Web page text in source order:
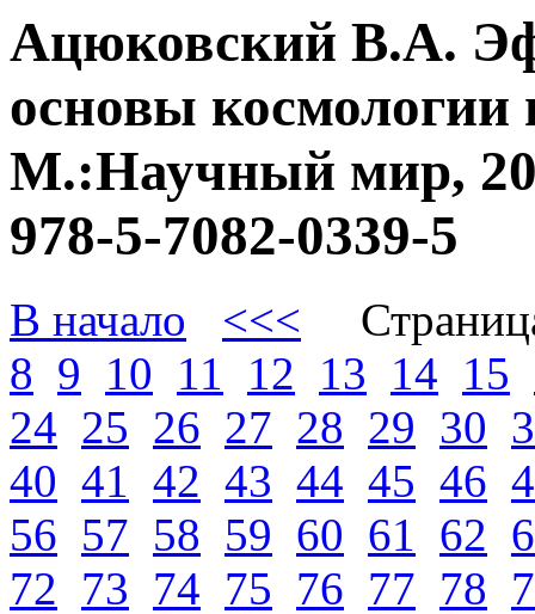
Ацюковский В.А.
основы космологии
М.:Научный мир,
978-5-7082-0339-5
В начало <<<
8 9 10 11 12 13 14 15
24 25 26 27 28 29 30
40 41 42 43 44 45 46
56 57 58 59 60 61 62
72 73 74 75 76 77 78